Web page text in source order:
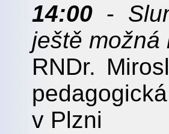
14:00 -
ještě možná
RNDr.
v Plzni